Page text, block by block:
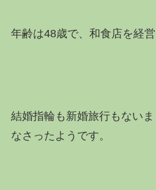
年齢は48歳で、和食店を経営
結婚指輪も新婚旅行もない
なさったようです。